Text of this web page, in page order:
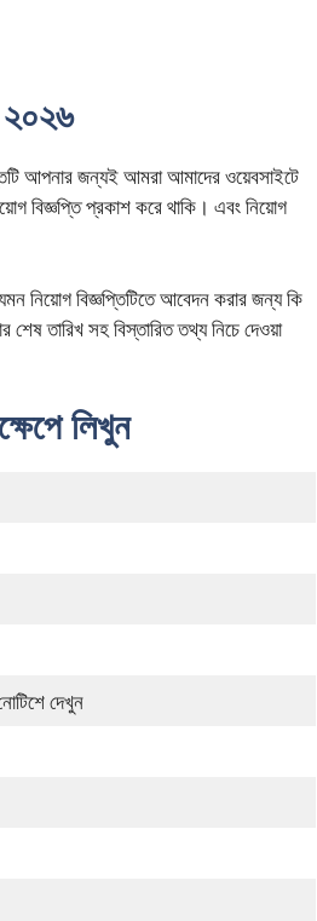
২০২৬
আপনার জন্যই আমরা আমাদের ওয়েবসাইটে
বিজ্ঞপ্তি প্রকাশ করে থাকি। এবং নিয়োগ
নিয়োগ বিজ্ঞপ্তিটিতে আবেদন করার জন্য কি
তারিখ সহ বিস্তারিত তথ্য নিচে দেওয়া
লিখুন
দেখুন